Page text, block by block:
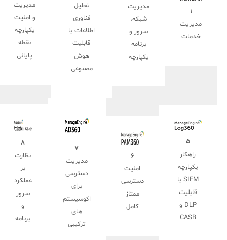
۱
مدیریت
خدمات
مدیریت
شبکه،
سرور و
برنامه
یکپارچه
تحلیل
فناوری
اطلاعات با
قابلیت
هوش
مصنوعی
مدیریت
و امنیت
یکپارچه
نقطه
پایانی
۵
راهکار
یکپارچه
SIEM با
قابلیت
DLP و
CASB
۶
امنیت
دسترسی
ممتاز
کامل
۷
مدیریت
دسترسی
برای
اکوسیستم
های
ترکیبی
۸
نظارت
بر
عملکرد
سرور
و
برنامه